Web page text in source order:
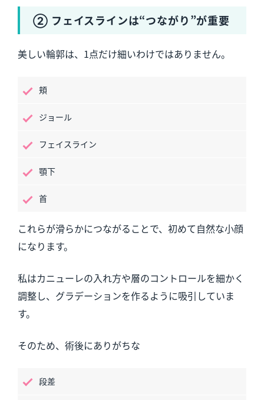
② フェイスラインは“つながり”が重要
美しい輪郭は、1点だけ細いわけではありません。
頬
ジョール
フェイスライン
顎下
首
これらが滑らかにつながることで、初めて自然な小顔
になります。
私はカニューレの入れ方や層のコントロールを細かく
調整し、グラデーションを作るように吸引していま
す。
そのため、術後にありがちな
段差